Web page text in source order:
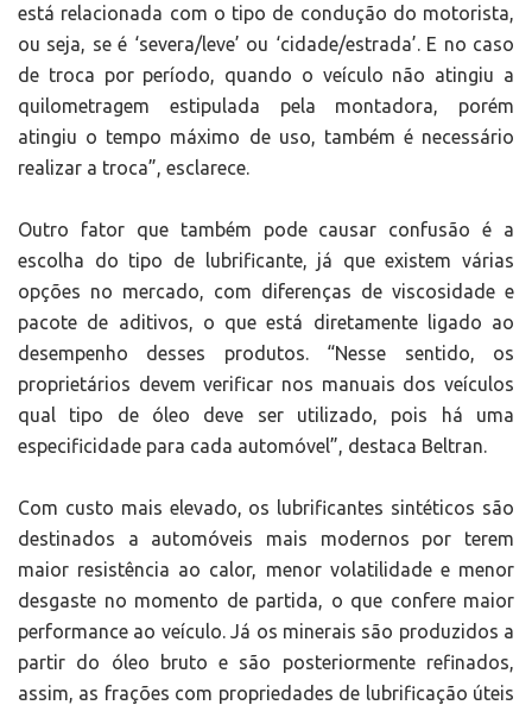
está relacionada com o tipo de condução do motorista,
ou seja, se é ‘severa/leve’ ou ‘cidade/estrada’. E no caso
de troca por período, quando o veículo não atingiu a
quilometragem estipulada pela montadora, porém
atingiu o tempo máximo de uso, também é necessário
realizar a troca”, esclarece.
Outro fator que também pode causar confusão é a
escolha do tipo de lubrificante, já que existem várias
opções no mercado, com diferenças de viscosidade e
pacote de aditivos, o que está diretamente ligado ao
desempenho desses produtos. “Nesse sentido, os
proprietários devem verificar nos manuais dos veículos
qual tipo de óleo deve ser utilizado, pois há uma
especificidade para cada automóvel”, destaca Beltran.
Com custo mais elevado, os lubrificantes sintéticos são
destinados a automóveis mais modernos por terem
maior resistência ao calor, menor volatilidade e menor
desgaste no momento de partida, o que confere maior
performance ao veículo. Já os minerais são produzidos a
partir do óleo bruto e são posteriormente refinados,
assim, as frações com propriedades de lubrificação úteis